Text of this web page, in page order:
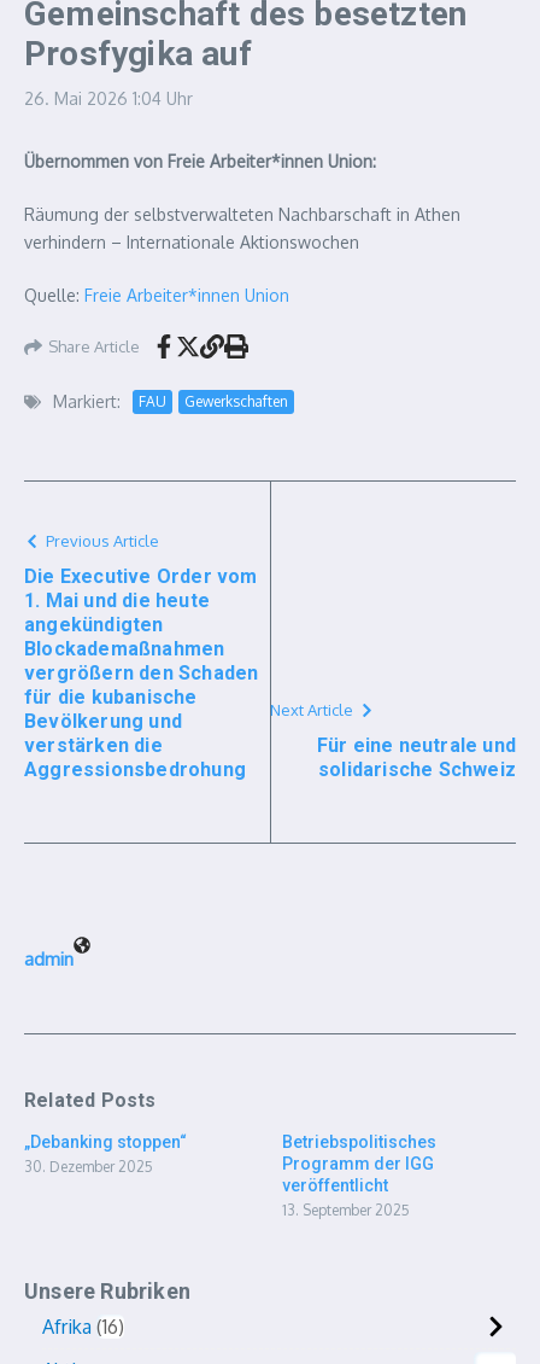
Gemeinschaft des besetzten
Prosfygika auf
26. Mai 2026 1:04 Uhr
Übernommen von Freie Arbeiter*innen Union:
Räumung der selbstverwalteten Nachbarschaft in Athen
verhindern – Internationale Aktionswochen
Quelle: Freie Arbeiter*innen Union
Share Article
Markiert: FAU Gewerkschaften
Previous Article
Die Executive Order vom
1. Mai und die heute
angekündigten
Blockademaßnahmen
vergrößern den Schaden
für die kubanische
Bevölkerung und
verstärken die
Aggressionsbedrohung
Next Article
Für eine neutrale und
solidarische Schweiz
admin
Related Posts
„Debanking stoppen“
30. Dezember 2025
Betriebspolitisches
Programm der IGG
veröffentlicht
13. September 2025
Unsere Rubriken
Afrika 16